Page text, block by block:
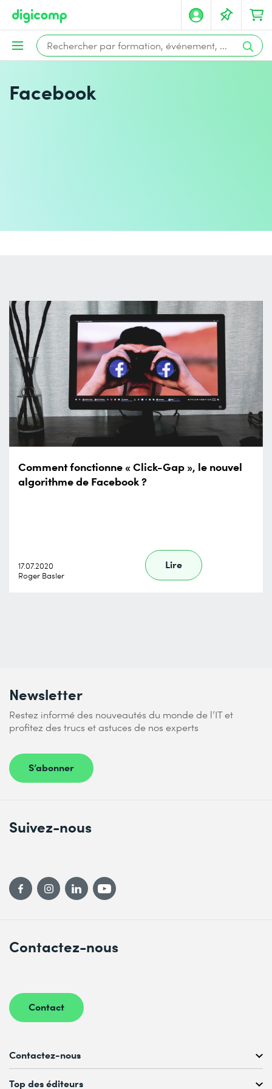
Facebook
Comment fonctionne « Click-Gap », le nouvel
algorithme de Facebook ?
17.07.2020
Roger Basler
Lire
Newsletter
Restez informé des nouveautés du monde de l’IT et
profitez des trucs et astuces de nos experts
S’abonner
Contactez-nous
Contact
Suivez-nous
Contactez-nous
Conseil personnalisé au
Top des éditeurs